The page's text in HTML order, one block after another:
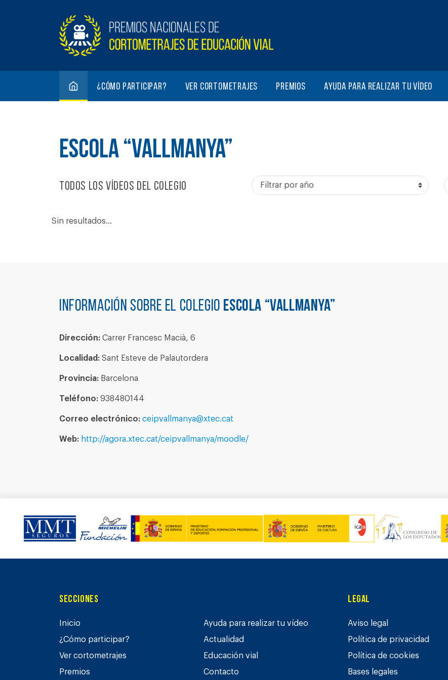
¿Cómo participar? Ver cortometrajes Premios Ayuda para realizar tu vídeo
ESCOLA “VALLMANYA”
Todos los vídeos del colegio
Sin resultados...
Información sobre el colegio ESCOLA “VALLMANYA”
Dirección: Carrer Francesc Macià, 6
Localidad: Sant Esteve de Palautordera
Provincia: Barcelona
Teléfono: 938480144
Correo electrónico: ceipvallmanya@xtec.cat
Web: http://agora.xtec.cat/ceipvallmanya/moodle/
Secciones
Inicio
¿Cómo participar?
Ver cortometrajes
Premios
Ayuda para realizar tu vídeo
Actualidad
Educación vial
Contacto
Legal
Aviso legal
Política de privacidad
Política de cookies
Bases legales